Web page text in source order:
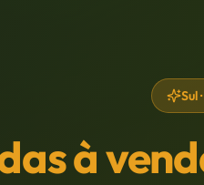
Sul
à